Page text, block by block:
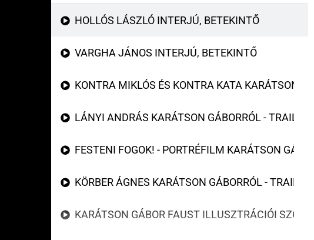
HOLLÓS LÁSZLÓ INTERJÚ, BETEKINTŐ
VARGHA JÁNOS INTERJÚ, BETEKINTŐ
KONTRA MIKLÓS ÉS KONTRA KATA KARÁTSON
LÁNYI ANDRÁS KARÁTSON GÁBORRÓL - TRAILER
FESTENI FOGOK! - PORTRÉFILM KARÁTSON
KÖRBER ÁGNES KARÁTSON GÁBORRÓL - TRAILER
KARÁTSON GÁBOR FAUST ILLUSZTRÁCIÓI